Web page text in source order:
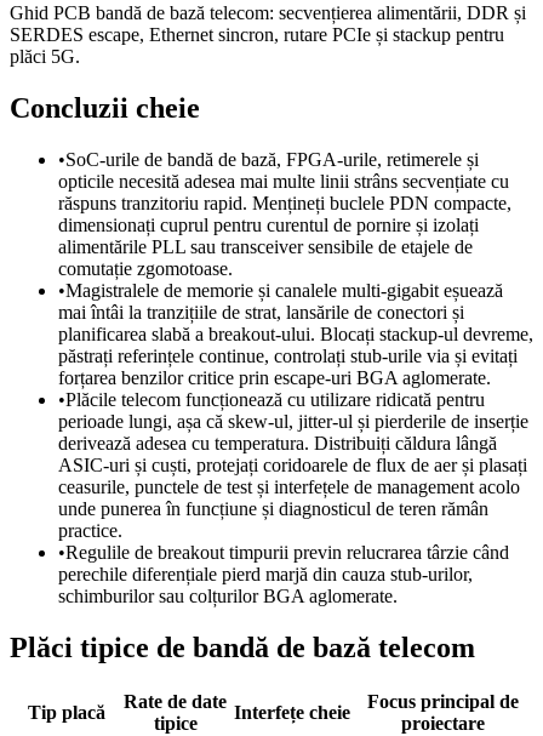
Ghid PCB bandă de bază telecom: secvențierea alimentării, DDR și
SERDES escape, Ethernet sincron, rutare PCIe și stackup pentru
plăci 5G.
Concluzii cheie
•SoC-urile de bandă de bază, FPGA-urile, retimerele și
opticile necesită adesea mai multe linii strâns secvențiate cu
răspuns tranzitoriu rapid. Mențineți buclele PDN compacte,
dimensionați cuprul pentru curentul de pornire și izolați
alimentările PLL sau transceiver sensibile de etajele de
comutație zgomotoase.
•Magistralele de memorie și canalele multi-gigabit eșuează
mai întâi la tranzițiile de strat, lansările de conectori și
planificarea slabă a breakout-ului. Blocați stackup-ul devreme,
păstrați referințele continue, controlați stub-urile via și evitați
forțarea benzilor critice prin escape-uri BGA aglomerate.
•Plăcile telecom funcționează cu utilizare ridicată pentru
perioade lungi, așa că skew-ul, jitter-ul și pierderile de inserție
derivează adesea cu temperatura. Distribuiți căldura lângă
ASIC-uri și cuști, protejați coridoarele de flux de aer și plasați
ceasurile, punctele de test și interfețele de management acolo
unde punerea în funcțiune și diagnosticul de teren rămân
practice.
•Regulile de breakout timpurii previn relucrarea târzie când
perechile diferențiale pierd marjă din cauza stub-urilor,
schimburilor sau colțurilor BGA aglomerate.
Plăci tipice de bandă de bază telecom
Tip placă
Rate de date
tipice
Interfețe cheie
Focus principal de
proiectare